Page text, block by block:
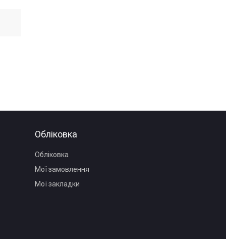
Обліковка
Обліковка
Мої замовлення
Мої закладки